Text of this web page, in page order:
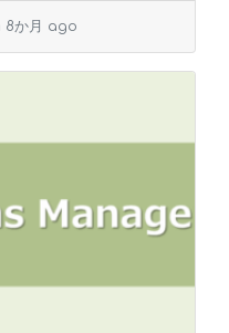
か月 ago